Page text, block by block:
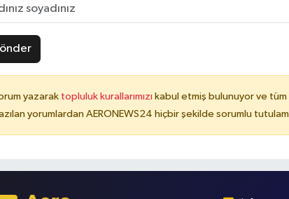
yazarak topluluk kurallarımızı kabul etmiş bulunuyor ve
yorumlardan AERONEWS24 hiçbir şekilde sorumlu